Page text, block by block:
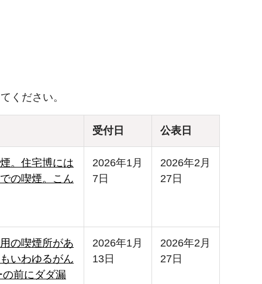
ください。
受付日 公表日
。住宅博には
の喫煙。こん
2026年1月
7日
2026年2月
27日
の喫煙所があ
いわゆるがん
前にダダ漏
2026年1月
13日
2026年2月
27日